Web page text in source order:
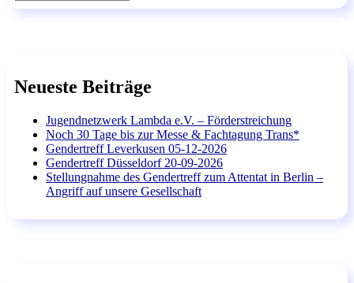
Neueste Beiträge
Jugendnetzwerk Lambda e.V. – Förderstreichung
Noch 30 Tage bis zur Messe & Fachtagung Trans*
Gendertreff Leverkusen 05-12-2026
Gendertreff Düsseldorf 20-09-2026
Stellungnahme des Gendertreff zum Attentat in Berlin –
Angriff auf unsere Gesellschaft